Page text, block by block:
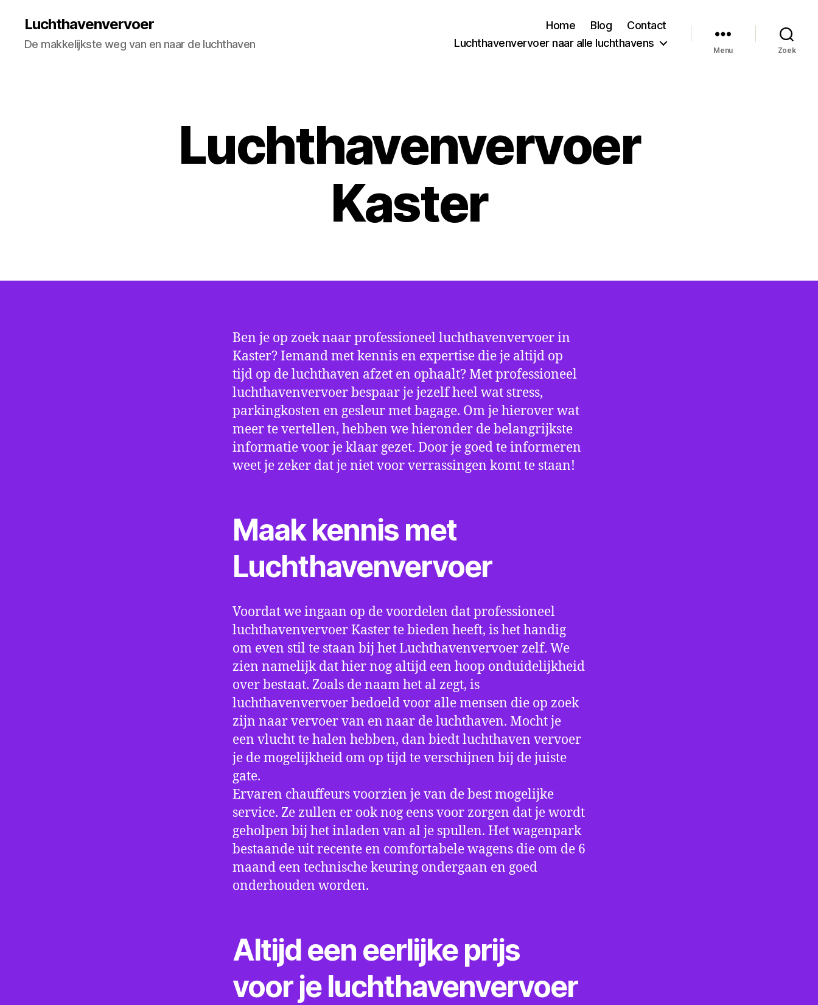
Luchthavenvervoer
De makkelijkste weg van en naar de luchthaven
Home Blog
Contact
Luchthavenvervoer naar alle luchthavens
Menu Zoek
Luchthavenvervoer
Kaster
Ben je op zoek naar professioneel luchthavenvervoer in
Kaster? Iemand met kennis en expertise die je altijd op
tijd op de luchthaven afzet en ophaalt? Met professioneel
luchthavenvervoer bespaar je jezelf heel wat stress,
parkingkosten en gesleur met bagage. Om je hierover wat
meer te vertellen, hebben we hieronder de belangrijkste
informatie voor je klaar gezet. Door je goed te informeren
weet je zeker dat je niet voor verrassingen komt te staan!
Maak kennis met
Luchthavenvervoer
Voordat we ingaan op de voordelen dat professioneel
luchthavenvervoer Kaster te bieden heeft, is het handig
om even stil te staan bij het Luchthavenvervoer zelf. We
zien namelijk dat hier nog altijd een hoop onduidelijkheid
over bestaat. Zoals de naam het al zegt, is
luchthavenvervoer bedoeld voor alle mensen die op zoek
zijn naar vervoer van en naar de luchthaven. Mocht je
een vlucht te halen hebben, dan biedt luchthaven vervoer
je de mogelijkheid om op tijd te verschijnen bij de juiste
gate.
Ervaren chauffeurs voorzien je van de best mogelijke
service. Ze zullen er ook nog eens voor zorgen dat je wordt
geholpen bij het inladen van al je spullen. Het wagenpark
bestaande uit recente en comfortabele wagens die om de 6
maand een technische keuring ondergaan en goed
onderhouden worden.
Altijd een eerlijke prijs
voor je luchthavenvervoer